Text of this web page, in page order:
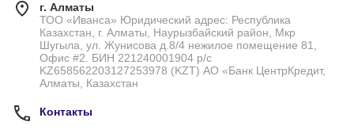
г. Алматы
ТОО «Иванса» Юридический адрес: Республика
Казахстан, г. Алматы, Наурызбайский район, Мкр
Шугыла, ул. Жунисова д.8/4 нежилое помещение 81,
Офис #2. БИН 221240001904 р/с
KZ658562203127253978 (KZT) АО «Банк ЦентрКредит,
Алматы, Казахстан
Контакты